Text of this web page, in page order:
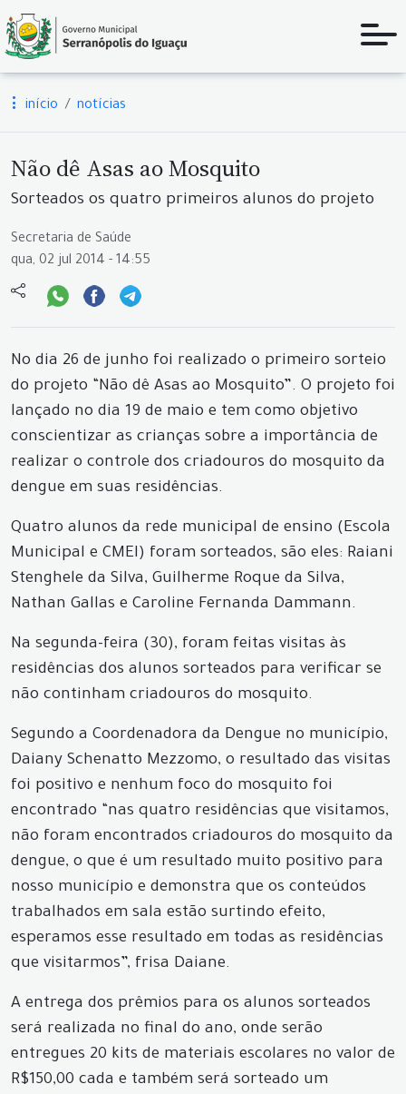
início notícias
Não dê Asas ao Mosquito
Sorteados os quatro primeiros alunos do projeto
Secretaria de Saúde
qua, 02 jul 2014 - 14:55
No dia 26 de junho foi realizado o primeiro sorteio
do projeto “Não dê Asas ao Mosquito”. O projeto foi
lançado no dia 19 de maio e tem como objetivo
conscientizar as crianças sobre a importância de
realizar o controle dos criadouros do mosquito da
dengue em suas residências.
Quatro alunos da rede municipal de ensino (Escola
Municipal e CMEI) foram sorteados, são eles: Raiani
Stenghele da Silva, Guilherme Roque da Silva,
Nathan Gallas e Caroline Fernanda Dammann.
Na segunda-feira (30), foram feitas visitas às
residências dos alunos sorteados para verificar se
não continham criadouros do mosquito.
Segundo a Coordenadora da Dengue no município,
Daiany Schenatto Mezzomo, o resultado das visitas
foi positivo e nenhum foco do mosquito foi
encontrado “nas quatro residências que visitamos,
não foram encontrados criadouros do mosquito da
dengue, o que é um resultado muito positivo para
nosso município e demonstra que os conteúdos
trabalhados em sala estão surtindo efeito,
esperamos esse resultado em todas as residências
que visitarmos”, frisa Daiane.
A entrega dos prêmios para os alunos sorteados
será realizada no final do ano, onde serão
entregues 20 kits de materiais escolares no valor de
R$150,00 cada e também será sorteado um